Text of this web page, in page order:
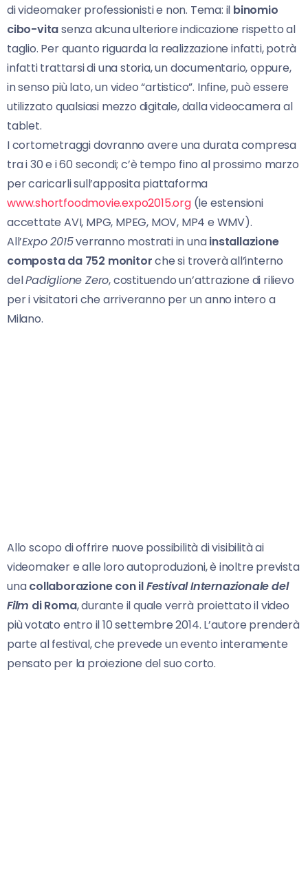
di videomaker professionisti e non. Tema: il binomio
cibo-vitasenza alcuna ulteriore indicazione rispetto al
taglio. Per quanto riguarda la realizzazione infatti, potrà
infatti trattarsi di una storia, un documentario, oppure,
in senso più lato, un video “artistico”. Infine, può essere
utilizzato qualsiasi mezzo digitale, dalla videocamera al
tablet.
I cortometraggi dovranno avere una durata compresa
tra i 30 e i 60 secondi; c’è tempo fino al prossimo marzo
per caricarli sull’apposita piattaforma
www.shortfoodmovie.expo2015.org(le estensioni
accettate AVI, MPG, MPEG, MOV, MP4 e WMV).
All’Expo 2015verranno mostrati in unainstallazione
composta da 752 monitorche si troverà all’interno
delPadiglione Zero, costituendo un’attrazione di rilievo
per i visitatori che arriveranno per un anno intero a
Milano.
Allo scopo di offrire nuove possibilità di visibilità ai
videomaker e alle loro autoproduzioni, è inoltre prevista
unacollaborazione con ilFestival Internazionale del
Film di Roma, durante il quale verrà proiettato il video
più votato entro il 10 settembre 2014. L’autore prenderà
parte al festival, che prevede un evento interamente
pensato per la proiezione del suo corto.